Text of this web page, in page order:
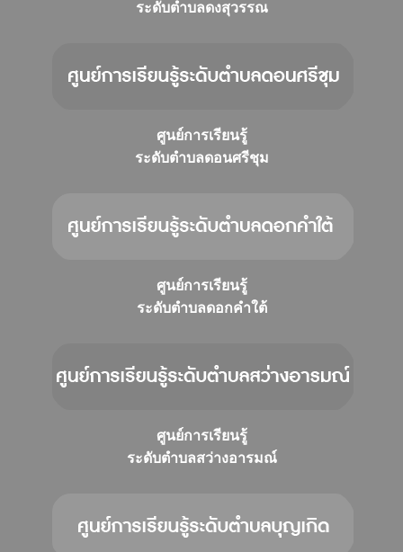
ระดับตำบลดงสุวรรณ
ศูนย์การเรียนรู้
ระดับตำบลดอนศรีชุม
ศูนย์การเรียนรู้
ระดับตำบลดอกคำใต้
ศูนย์การเรียนรู้
ระดับตำบลสว่างอารมณ์